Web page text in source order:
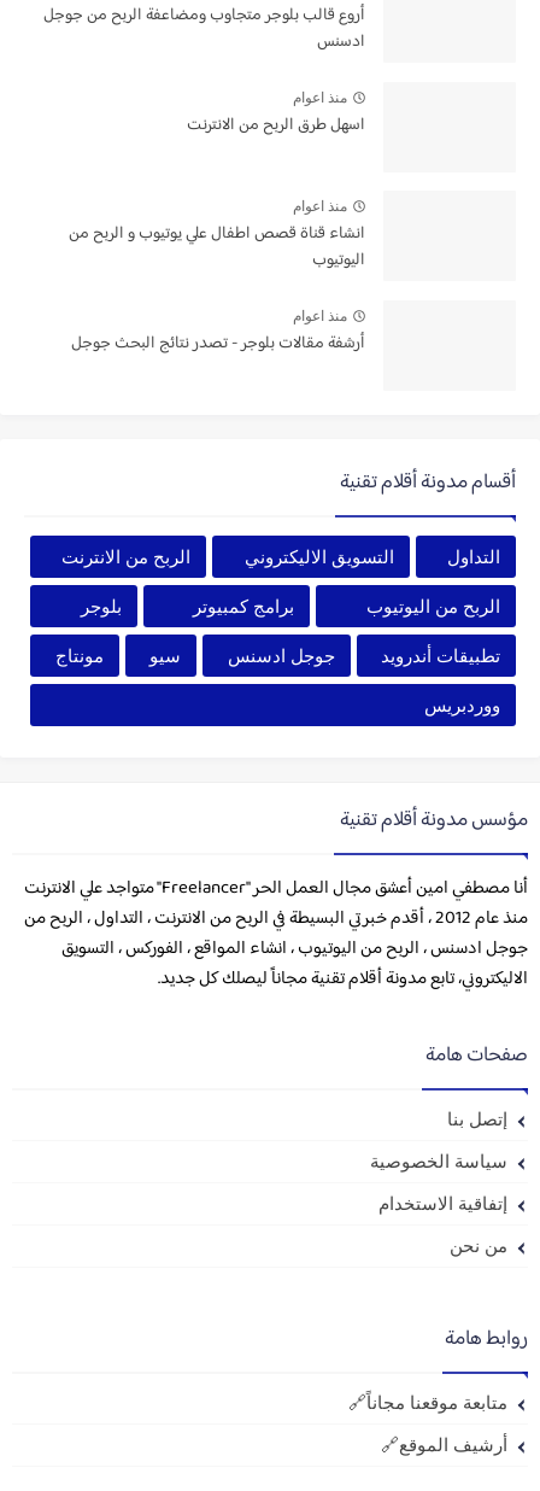
أروع قالب بلوجر متجاوب ومضاعفة الربح من جوجل
ادسنس
منذ اعوام
اسهل طرق الربح من الانترنت
منذ اعوام
انشاء قناة قصص اطفال علي يوتيوب و الربح من
اليوتيوب
منذ اعوام
أرشفة مقالات بلوجر - تصدر نتائج البحث جوجل
أقسام مدونة أقلام تقنية
التداول التسويق الاليكتروني الربح من الانترنت
الربح من اليوتيوب برامج كمبيوتر بلوجر
تطبيقات أندرويد جوجل ادسنس سيو مونتاج
ووردبريس
مؤسس مدونة أقلام تقنية
أنا مصطفي امين أعشق مجال العمل الحر "Freelancer" متواجد علي الانترنت
منذ عام 2012 ، أقدم خبرتي البسيطة في الربح من الانترنت ، التداول ، الربح من
جوجل ادسنس ، الربح من اليوتيوب ، انشاء المواقع ، الفوركس ، التسويق
الاليكتروني، تابع مدونة أقلام تقنية مجاناً ليصلك كل جديد.
صفحات هامة
إتصل بنا
سياسة الخصوصية
إتفاقية الاستخدام
من نحن
روابط هامة
متابعة موقعنا مجاناً🔗
أرشيف الموقع🔗